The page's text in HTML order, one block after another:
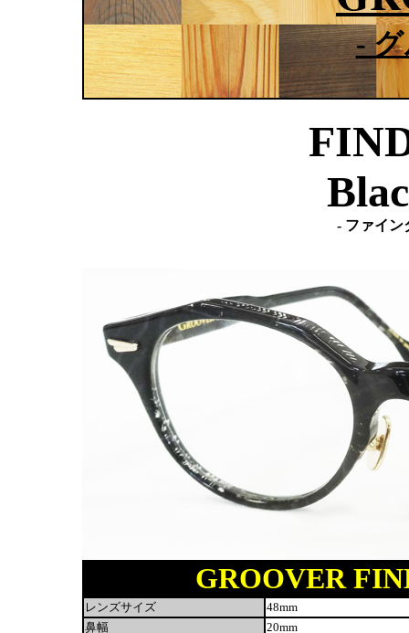
-
- ファイ
GROOVER
レンズサイズ
48mm
鼻幅
20mm